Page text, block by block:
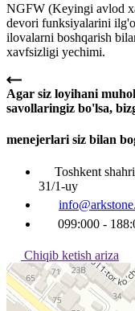
NGFW (Keyingi avlod
devori funksiyalarini
ilovalarni boshqarish
xavfsizligi yechimi.
Agar siz loyihani
savollaringiz bo'lsa,
menejerlari siz bilan
Toshkent
31/1-uy
099:000 -
Chiqib ketish ariza
Ташкент
Улица Янгизамон, 31/1 —